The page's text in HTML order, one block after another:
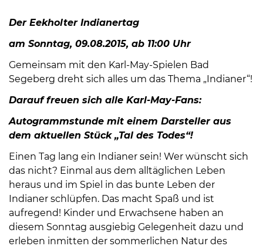
506-
Mo,
Di,
Fr
Uhr
Do
Der Eekholter Indianertag
am Sonntag, 09.08.2015, ab 11:00 Uhr
Gemeinsam mit den Karl-May-Spielen Bad
Segeberg dreht sich alles um das Thema „Indianer“!
Darauf freuen sich alle Karl-May-Fans:
Autogrammstunde mit einem Darsteller aus
dem aktuellen Stück „Tal des Todes“!
Einen Tag lang ein Indianer sein! Wer wünscht sich
das nicht? Einmal aus dem alltäglichen Leben
heraus und im Spiel in das bunte Leben der
Indianer schlüpfen. Das macht Spaß und ist
aufregend! Kinder und Erwachsene haben an
diesem Sonntag ausgiebig Gelegenheit dazu und
erleben inmitten der sommerlichen Natur des